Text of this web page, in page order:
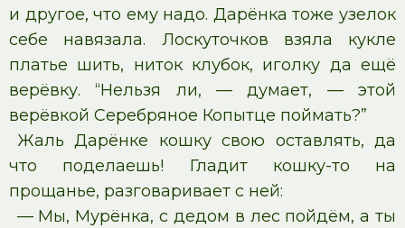
и другое, что ему надо. Дарёнка тоже узелок
себе навязала. Лоскуточков взяла кукле
платье шить, ниток клубок, иголку да ещё
верёвку. “Нельзя ли, — думает, — этой
верёвкой Серебряное Копытце поймать?”
Жаль Дарёнке кошку свою оставлять, да
что поделаешь! Гладит кошку-то на
прощанье, разговаривает с ней:
— Мы, Мурёнка, с дедом в лес пойдём, а ты